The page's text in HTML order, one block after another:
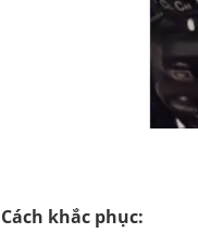
Cách khắc phục: